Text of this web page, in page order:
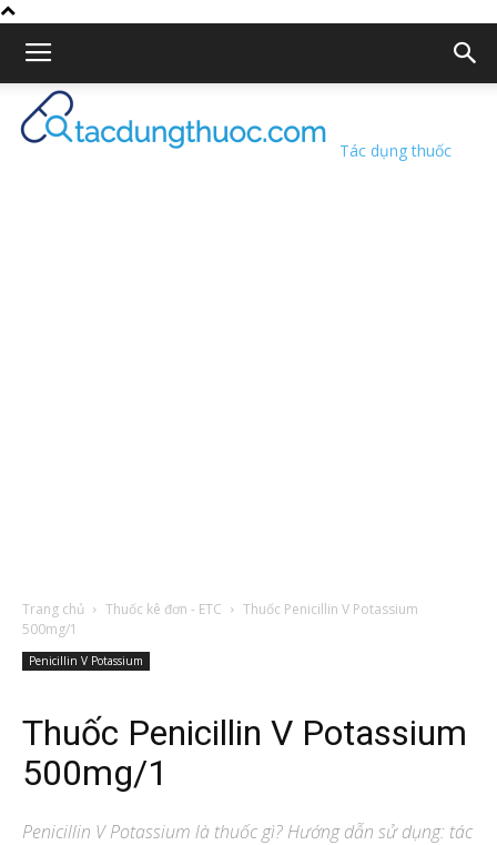
Tác dụng thuốc
Trang chủ Thuốc kê đơn - ETC
Thuốc Penicillin V Potassium
500mg/1
Penicillin V Potassium
Thuốc Penicillin V Potassium
500mg/1
Penicillin V Potassium là thuốc gì? Hướng dẫn sử dụng: tác